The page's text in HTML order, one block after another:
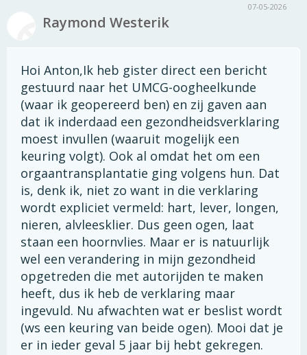
Raymond Westerik
07-05-2026
Hoi Anton,Ik heb gister direct een bericht
gestuurd naar het UMCG-oogheelkunde
(waar ik geopereerd ben) en zij gaven aan
dat ik inderdaad een gezondheidsverklaring
moest invullen (waaruit mogelijk een
keuring volgt). Ook al omdat het om een
orgaantransplantatie ging volgens hun. Dat
is, denk ik, niet zo want in die verklaring
wordt expliciet vermeld: hart, lever, longen,
nieren, alvleesklier. Dus geen ogen, laat
staan een hoornvlies. Maar er is natuurlijk
wel een verandering in mijn gezondheid
opgetreden die met autorijden te maken
heeft, dus ik heb de verklaring maar
ingevuld. Nu afwachten wat er beslist wordt
(ws een keuring van beide ogen). Mooi dat je
er in ieder geval 5 jaar bij hebt gekregen.